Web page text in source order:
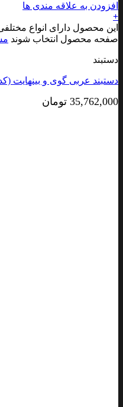
افزودن به علاقه مندی ها
+
این محصول دارای انواع
صفحه محصول انتخاب شوند
دستبند
دستبند عربی گوی و بینهایت (کد
35,762,000 تومان